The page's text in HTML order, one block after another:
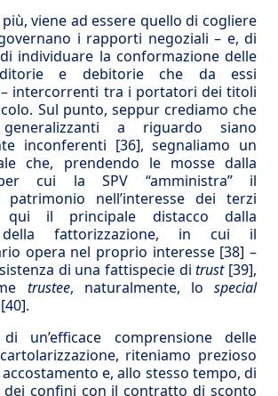
viene ad essere quello di cogliere
i rapporti negoziali – e, di
individuare la conformazione delle
e debitorie che da essi
– intercorrenti tra i portatori dei titoli
Sul punto, seppur crediamo che
generalizzanti a riguardo siano
inconferenti [36], segnaliamo un
che, prendendo le mosse dalla
cui la SPV “amministra” il
patrimonio nell’interesse dei terzi
il principale distacco dalla
della fattorizzazione, in cui il
opera nel proprio interesse [38] –
di una fattispecie ditrust [39],
trustee, naturalmente, lo special
[40].
comprensione delle
riteniamo prezioso
e, allo stesso tempo, di
dei confini con il contratto di sconto